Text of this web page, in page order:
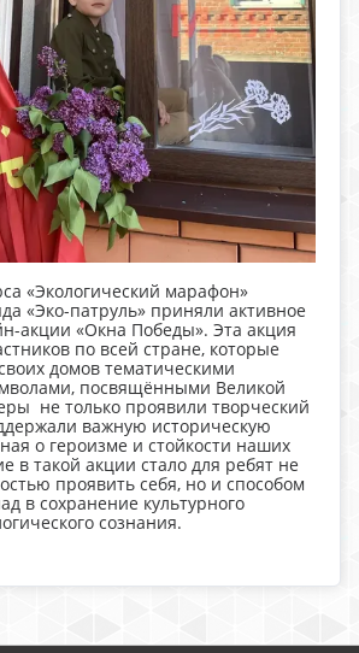
«Экологический марафон»
«Эко-патруль» приняли активное
акции «Окна Победы». Эта акция
по всей стране, которые
домов тематическими
посвящёнными Великой
не только проявили творческий
важную историческую
о героизме и стойкости наших
в такой акции стало для ребят не
проявить себя, но и способом
в сохранение культурного
сознания.